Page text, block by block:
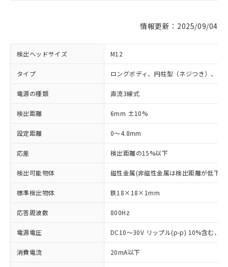
情報更新：2025/09/04
検出ヘッドサイズ M12
タイプ ロングボディ、円柱型（ネジつき）、シ
電源の種類 直流3線式
検出距離 6mm ±10%
設定距離 0～4.8mm
応差 検出距離の15%以下
検出可能物体 磁性金属(非磁性金属は検出距離が低下し
標準検出物体 鉄18×18×1mm
応答周波数 800Hz
電源電圧 DC10～30V リップル(p-p) 10%含む、
消費電流 20mA以下